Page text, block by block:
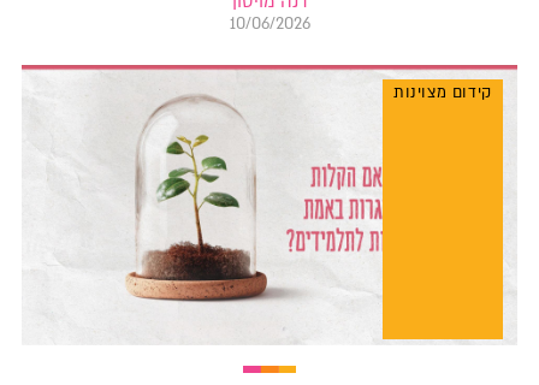
10/06/2026
קידום מצוינות